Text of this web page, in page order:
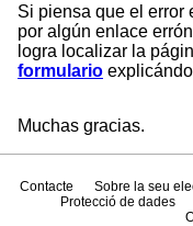
Si piensa que el error
por algún enlace
logra localizar la
formulario
Muchas gracias.
Contacte Sobre la seu
Protecció de dades